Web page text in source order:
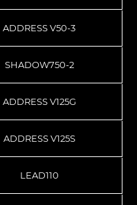
ADDRESS V50-3
SHADOW750-2
ADDRESS V125G
ADDRESS V125S
LEAD110